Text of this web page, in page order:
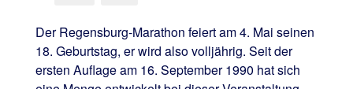
Der Regensburg-Marathon feiert am 4. Mai seinen
18. Geburtstag, er wird also volljährig. Seit der
ersten Auflage am 16. September 1990 hat sich